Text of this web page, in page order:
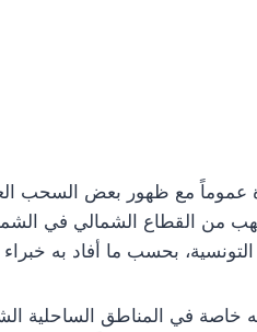
الثلاثاء 5 أوت 2025 أجواء مستقرة عموماً مع
من القطاع الشمالي في
بحسب ما أفاد به خبراء
خاصة في المناطق الساحلية